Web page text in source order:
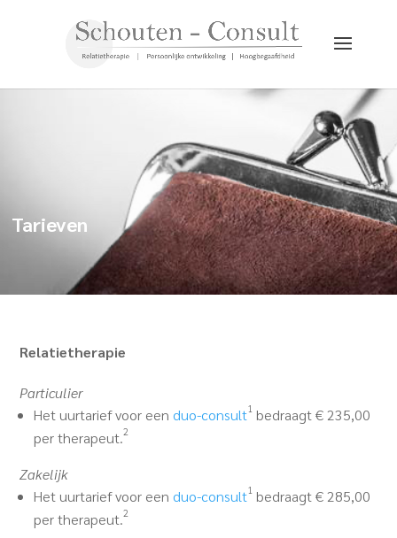
Tarieven
Relatietherapie
Particulier
Het uurtarief voor een duo-consult1 bedraagt € 235,00
per therapeut.2
Zakelijk
Het uurtarief voor een duo-consult1 bedraagt € 285,00
per therapeut.2